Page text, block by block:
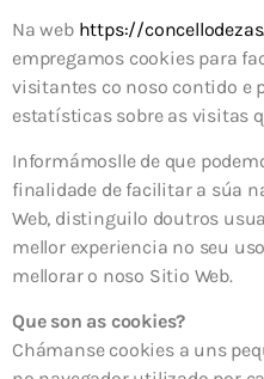
Na web https://
empregamos cookies para
visitantes co noso contido e
estatísticas sobre as visitas
Informámoslle de que
finalidade de facilitar a súa
Web, distinguilo doutros
mellor experiencia no seu
mellorar o noso Sitio Web.
Que son as cookies?
Chámanse cookies a uns